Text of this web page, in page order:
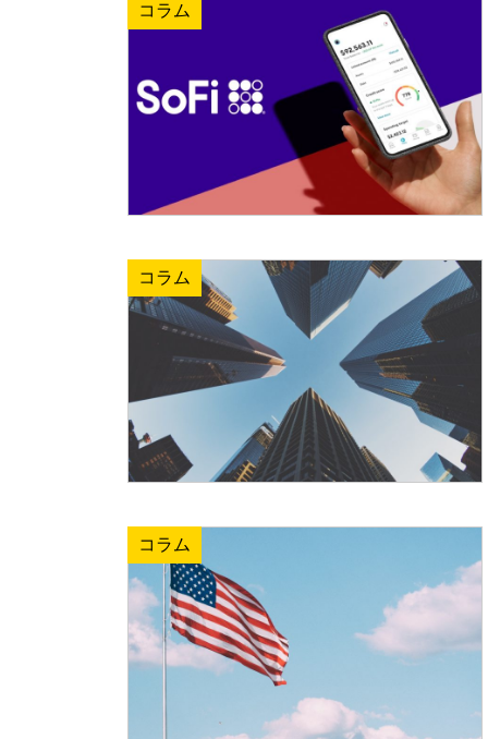
コラム
コラム
コラム